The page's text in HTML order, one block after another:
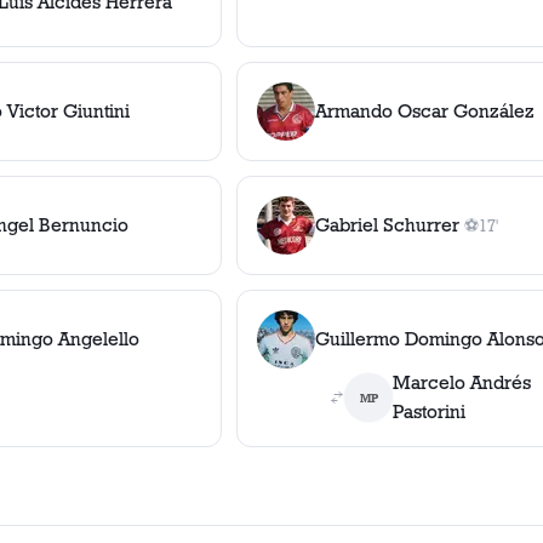
Victor Giuntini Armando Oscar González
Bernuncio Gabriel Schurrer ⚽
1gol
17'
Angelello Guillermo Domingo
MP
Marcelo Andrés
Pastorini